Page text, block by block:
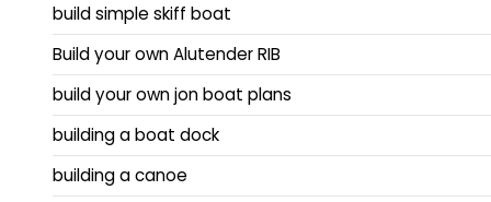
build simple skiff boat
Build your own Alutender RIB
build your own jon boat plans
building a boat dock
building a canoe